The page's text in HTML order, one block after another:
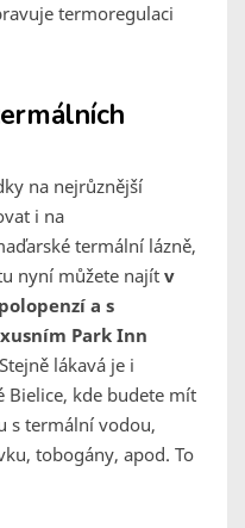
termoregulaci
na nejrůznější
i na
termální lázně,
nyní můžete najít v
a s
Park Inn
lákavá je i
Bielice, kde budete mít
s termální vodou,
tobogány, apod. To